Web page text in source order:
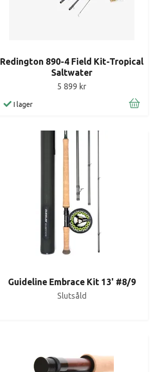
Redington 890-4 Field Kit-Tropical
Saltwater
5 899 kr
I lager
Guideline Embrace Kit 13' #8/9
Slutsåld